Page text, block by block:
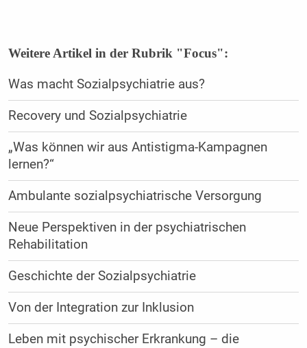
Weitere Artikel in der Rubrik "Focus":
Was macht Sozialpsychiatrie aus?
Recovery und Sozialpsychiatrie
„Was können wir aus Antistigma-Kampagnen
lernen?“
Ambulante sozialpsychiatrische Versorgung
Neue Perspektiven in der psychiatrischen
Rehabilitation
Geschichte der Sozialpsychiatrie
Von der Integration zur Inklusion
Leben mit psychischer Erkrankung – die